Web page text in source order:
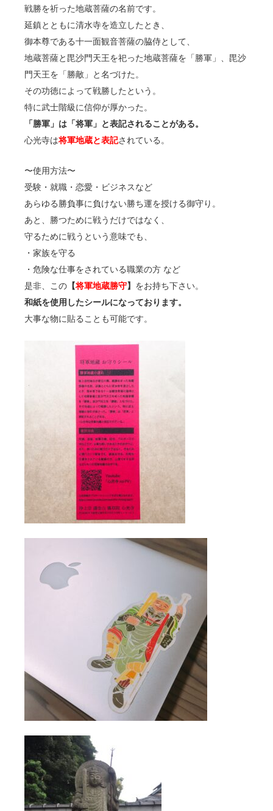
戦勝を祈った地蔵菩薩の名前です。
延鎮とともに清水寺を造立したとき、
御本尊である十一面観音菩薩の脇侍として、
地蔵菩薩と毘沙門天王を祀った地蔵菩薩を「勝軍」、毘沙
門天王を「勝敵」と名づけた。
その功徳によって戦勝したという。
特に武士階級に信仰が厚かった。
「勝軍」は「将軍」と表記されることがある。
心光寺は将軍地蔵と表記されている。
〜使用方法〜
受験・就職・恋愛・ビジネスなど
あらゆる勝負事に負けない勝ち運を授ける御守り。
あと、勝つために戦うだけではなく、
守るために戦うという意味でも、
・家族を守る
・危険な仕事をされている職業の方 など
是非、この 【将軍地蔵勝守】 をお持ち下さい。
和紙を使用したシールになっております。
大事な物に貼ることも可能です。